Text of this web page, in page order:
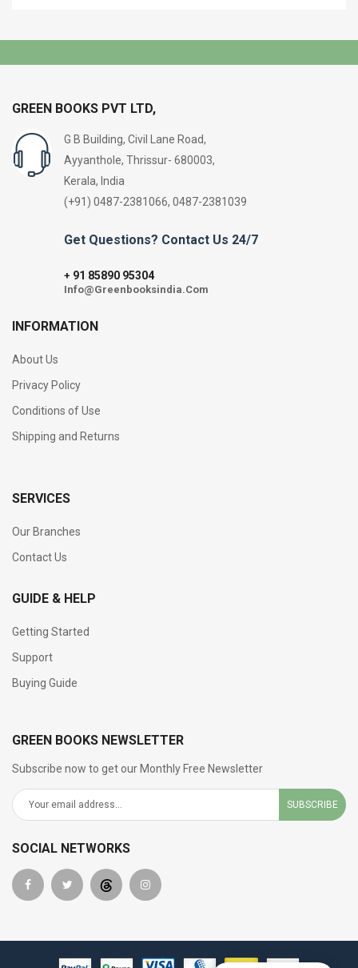
GREEN BOOKS PVT LTD,
G B Building, Civil Lane Road,
Ayyanthole, Thrissur- 680003,
Kerala, India
(+91) 0487-2381066, 0487-2381039
Get Questions? Contact Us 24/7
+ 91 85890 95304
Info@Greenbooksindia.Com
INFORMATION
About Us
Privacy Policy
Conditions of Use
Shipping and Returns
SERVICES
Our Branches
Contact Us
GUIDE & HELP
Getting Started
Support
Buying Guide
GREEN BOOKS NEWSLETTER
Subscribe now to get our Monthly Free Newsletter
SUBSCRIBE
SOCIAL NETWORKS